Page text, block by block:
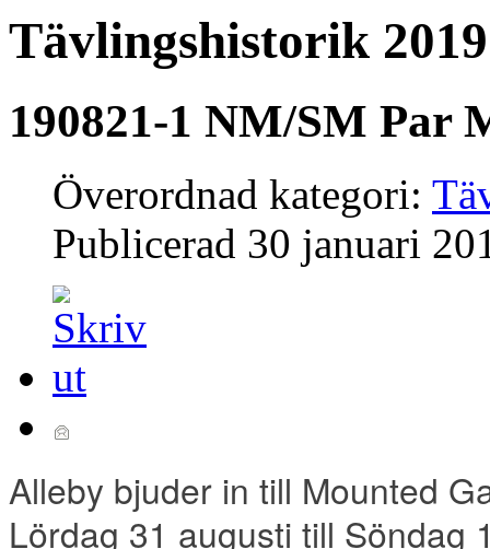
Tävlingshistorik 2019
190821-1 NM/SM Par
Överordnad kategori:
Publicerad 30 januari
Alleby bjuder in till Mounted
Lördag 31 augusti till Söndag